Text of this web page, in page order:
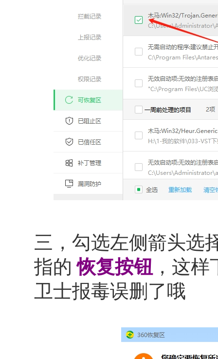
三，勾选左侧箭头选
指的 恢复按钮 ，这
卫士报毒误删了哦